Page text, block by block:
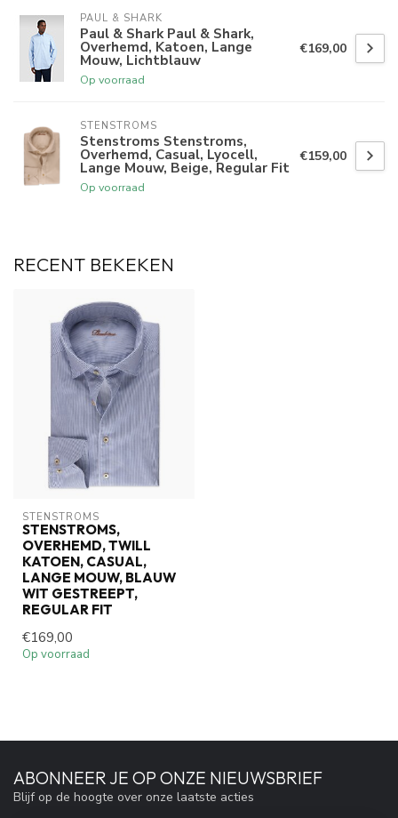
PAUL & SHARK
Paul & Shark Paul & Shark,
Overhemd, Katoen, Lange
Mouw, Lichtblauw
Op voorraad
€169,00
STENSTROMS
Stenstroms Stenstroms,
Overhemd, Casual, Lyocell,
Lange Mouw, Beige, Regular Fit
Op voorraad
€159,00
RECENT BEKEKEN
STENSTROMS
STENSTROMS,
OVERHEMD, TWILL
KATOEN, CASUAL,
LANGE MOUW, BLAUW
WIT GESTREEPT,
REGULAR FIT
€169,00
Op voorraad
ABONNEER JE OP ONZE NIEUWSBRIEF
Blijf op de hoogte over onze laatste acties